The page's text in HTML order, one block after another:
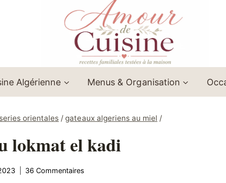
Algérienne Menus & Organisation
orientales / gateaux algeriens au miel /
lokmat el kadi
36 Commentaires